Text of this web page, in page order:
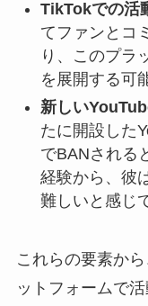
TikTokでの活
てファンとコ
り、このプラ
を展開する可
新しい
たに開設した
でBANされる
経験から、彼
難しいと感じ
これらの要素か
ットフォームで